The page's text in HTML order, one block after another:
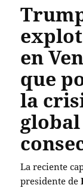
en
que
la
global
La reciente
presidente de